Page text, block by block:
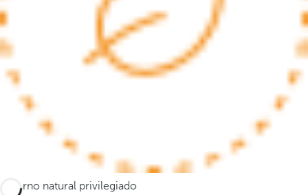
e
m
e
r
g
Entorno natural privilegiado